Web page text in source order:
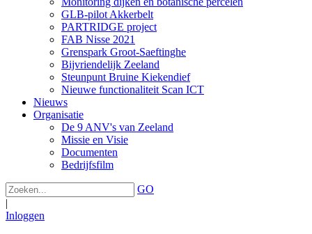
GLB-pilot Akkerbelt
PARTRIDGE project
FAB Nisse 2021
Grenspark Groot-Saeftinghe
Bijvriendelijk Zeeland
Steunpunt Bruine Kiekendief
Nieuwe functionaliteit Scan ICT
Nieuws
Organisatie
De 9 ANV's van Zeeland
Missie en Visie
Documenten
Bedrijfsfilm
GO
|
Inloggen